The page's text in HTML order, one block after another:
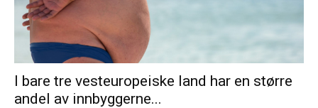
I bare tre vesteuropeiske land har en større
andel av innbyggerne...